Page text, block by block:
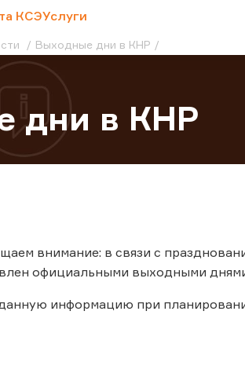
КСЭУслуги
Выходные дни в КНР
дни в КНР
внимание: в связи с
официальными выходными
информацию при